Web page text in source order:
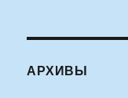
АРХИВЫ